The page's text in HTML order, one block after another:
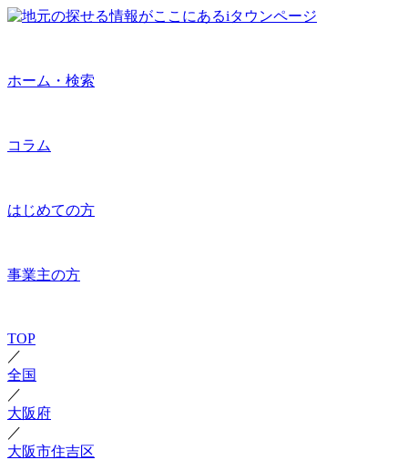
ホーム・検索
コラム
はじめての方
事業主の方
TOP
／
全国
／
大阪府
／
大阪市住吉区